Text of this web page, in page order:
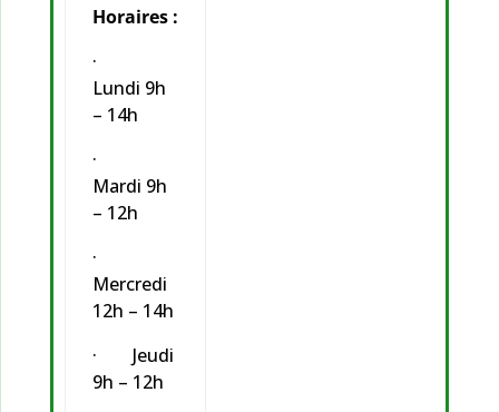
Horaires :
·
Lundi 9h
– 14h
·
Mardi 9h
– 12h
·
Mercredi
12h – 14h
· Jeudi
9h – 12h